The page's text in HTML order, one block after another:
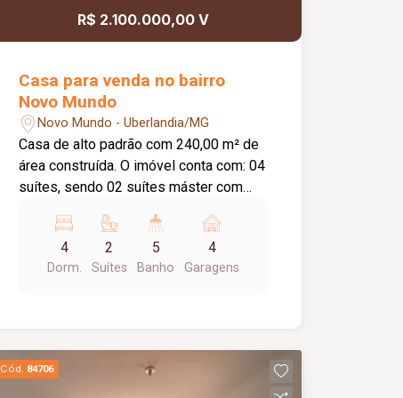
para toda a família. Agende sua visita e
oportunidade!
R$ 2.100.000,00 V
Casa para venda no bairro
Novo Mundo
Novo Mundo - Uberlandia/MG
Casa de alto padrão com 240,00 m² de
área construída. O imóvel conta com: 04
suítes, sendo 02 suítes máster com
teto duplos; Escritório reversível para
um 5º quarto; Sala ampla com
ambientes integrados; Espaço gourmet
Paisagismo completo; Diferenciais:
Projeto de alto padrão com arquitetura
4
Dorm.
2
Suítes
5
Banho
4
Garagens
Cód. 84706